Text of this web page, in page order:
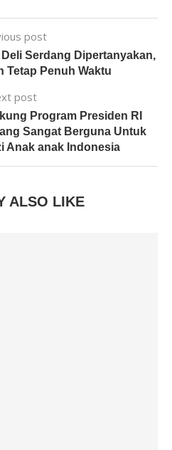
post
Serdang Dipertanyakan,
Tetap Penuh Waktu
post
Program Presiden RI
Sangat Berguna Untuk
Anak anak Indonesia
ALSO LIKE